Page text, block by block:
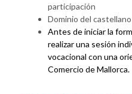
participación
Dominio del
Antes de iniciar la
realizar una sesión
vocacional con una
Comercio de Mallorca.